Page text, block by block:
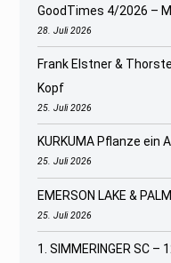
GoodTimes 4/2026 –
28. Juli 2026
Frank Elstner &
Kopf
25. Juli 2026
KURKUMA Pflanze ein
25. Juli 2026
EMERSON LAKE &
25. Juli 2026
1. SIMMERINGER SC